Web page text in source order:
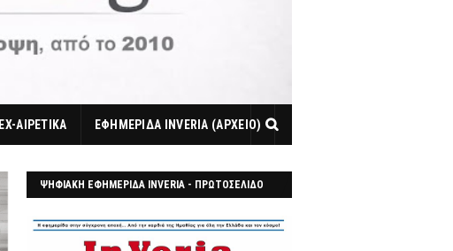
EX-ΑΙΡΕΤΙΚΑ ΕΦΗΜΕΡΙΔΑ INVERIA (ΑΡΧΕΙΟ)
ΨΗΦΙΑΚΗ ΕΦΗΜΕΡΙΔΑ INVERIA - ΠΡΩΤΟΣΕΛΙΔΟ